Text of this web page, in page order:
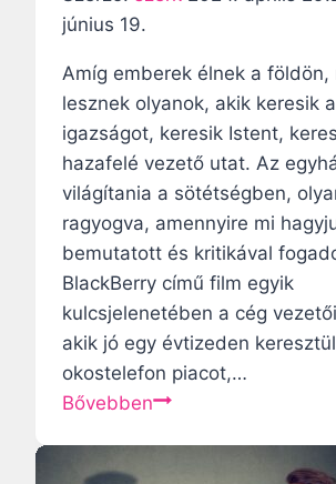
t
r
e
h
o
z
á
s
á
t
ó
a
június 19.
Amíg emberek élnek a földön,
lesznek olyanok, akik keresik
igazságot, keresik Istent,
hazafelé vezető utat. Az
világítania a sötétségben,
ragyogva, amennyire mi
bemutatott és kritikával
BlackBerry című film egyik
kulcsjelenetében a cég
akik jó egy évtizeden
okostelefon piacot,…
BővebbenA